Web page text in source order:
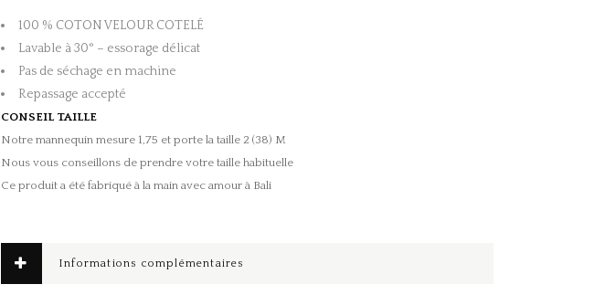
100 % COTON VELOUR COTELÉ
Lavable à 30° – essorage délicat
Pas de séchage en machine
Repassage accepté
CONSEIL TAILLE
Notre mannequin mesure 1,75 et porte la taille 2 (38) M
Nous vous conseillons de prendre votre taille habituelle
Ce produit a été fabriqué à la main avec amour à Bali
Informations complémentaires